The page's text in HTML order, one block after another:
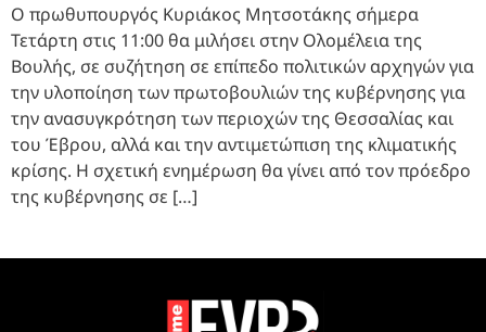
Ο πρωθυπουργός Κυριάκος Μητσοτάκης σήμερα
Τετάρτη στις 11:00 θα μιλήσει στην Ολομέλεια της
Βουλής, σε συζήτηση σε επίπεδο πολιτικών αρχηγών για
την υλοποίηση των πρωτοβουλιών της κυβέρνησης για
την ανασυγκρότηση των περιοχών της Θεσσαλίας και
του Έβρου, αλλά και την αντιμετώπιση της κλιματικής
κρίσης. Η σχετική ενημέρωση θα γίνει από τον πρόεδρο
της κυβέρνησης σε […]